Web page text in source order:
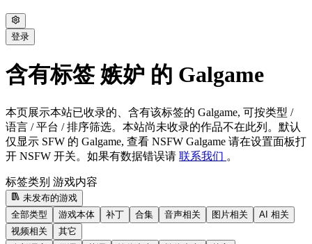
登录
含有标签 嫉妒 的 Galgame
本页展示本站已收录的、含有该标签的 Galgame, 可按类型 /
语言 / 平台 / 排序筛选。本站尚未收录的作品不在此列。默认
仅显示 SFW 的 Galgame, 查看 NSFW Galgame 请在设置面板打
开 NSFW 开关。如果有数据错误请 联系我们 。
标签类别 游戏内容
未发布的游戏
全部类型
游戏本体 补丁 合集 音声相关 图片相关
AI 相关
视频相关
其它